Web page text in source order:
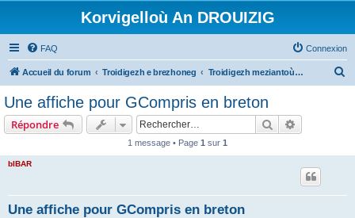
Korvigelloù An DROUIZIG
FAQ Connexion
Accueil du forum Troidigezh e brezhoneg Troidigezh meziantoù all (frank a wirioù evit an darn vrasañ anezho)
Une affiche pour GCompris en breton
Répondre Rechercher
1 message • Page 1 sur 1
bIBAR
Une affiche pour GCompris en breton